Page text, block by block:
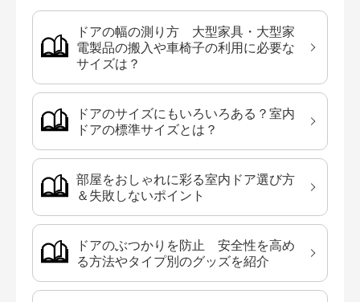
ドアの幅の測り方 大型家具・大型家
電製品の搬入や車椅子の利用に必要な
サイズは？
ドアのサイズにもいろいろある？室内
ドアの標準サイズとは？
部屋をおしゃれに彩る室内ドア選び方
＆失敗しないポイント
ドアのぶつかりを防止 安全性を高め
る方法やタイプ別のグッズを紹介